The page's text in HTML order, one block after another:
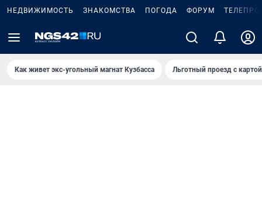
НЕДВИЖИМОСТЬ ЗНАКОМСТВА ПОГОДА ФОРУМ
Как живет экс-угольный магнат Кузбасса Льготный проезд с